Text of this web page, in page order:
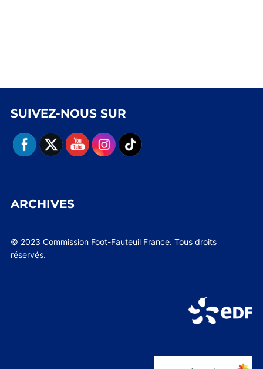
SUIVEZ-NOUS SUR
ARCHIVES
© 2023 Commission Foot-Fauteuil France. Tous droits
réservés.